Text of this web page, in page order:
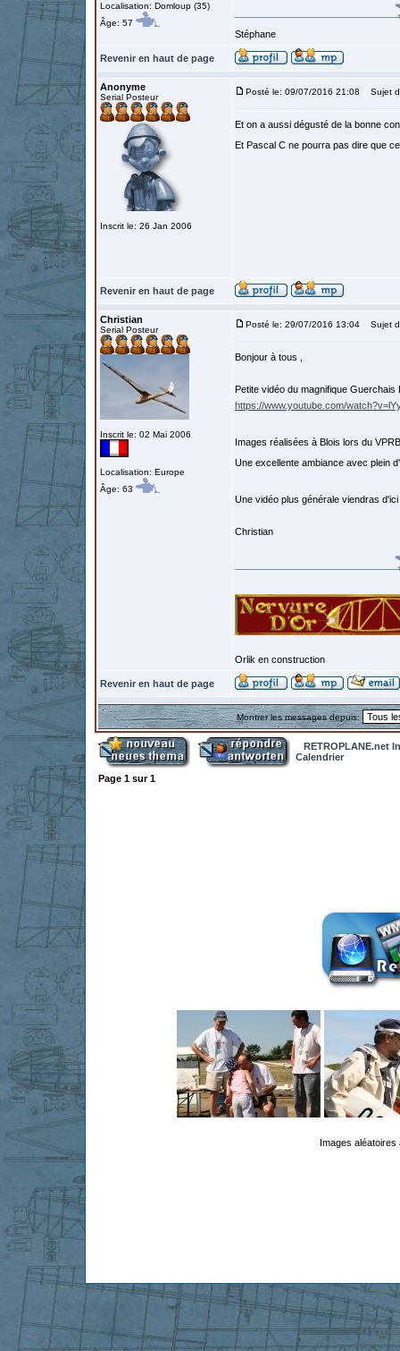
Localisation: Domloup (35)
Âge: 57
Stéphane
Revenir en haut de page
Anonyme
Serial Posteur
Inscrit le: 26 Jan 2006
Posté le: 09/07/2016 21:08 Sujet
Et on a aussi dégusté de la bonne
Et Pascal C ne pourra pas dire que
Revenir en haut de page
Christian
Serial Posteur
Inscrit le: 02 Mai 2006
Localisation: Europe
Âge: 63
Posté le: 29/07/2016 13:04 Sujet
Bonjour à tous ,
Petite vidéo du magnifique Guerchais
https://www.youtube.com/
Images réalisées à Blois lors du
Une excellente ambiance avec plein
Une vidéo plus générale viendras
Christian
Orlik en construction
Revenir en haut de page
Montrer les messages depuis:
RETROPLANE.net
Calendrier
Page 1 sur1
Images aléatoires